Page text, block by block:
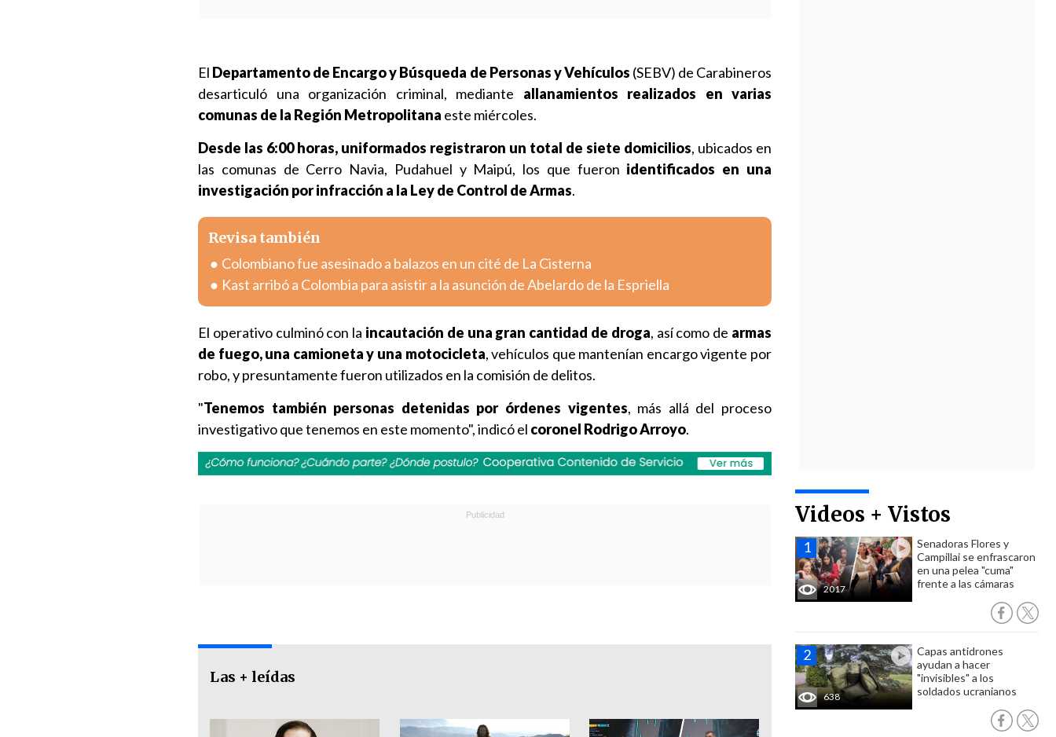
Videos + Vistos
2017
Senadoras Flores y
Campillai se enfrascaron
en una pelea "cuma"
frente a las cámaras
638
Capas antidrones
ayudan a hacer
"invisibles" a los
soldados ucranianos
El Departamento de Encargo y Búsqueda de Personas y Vehículos (SEBV) de Carabineros
desarticuló una organización criminal, mediante allanamientos realizados en varias
comunas de la Región Metropolitana este miércoles.
Desde las 6:00 horas, uniformados registraron un total de siete domicilios, ubicados en
las comunas de Cerro Navia, Pudahuel y Maipú, los que fueron identificados en una
investigación por infracción a la Ley de Control de Armas.
Revisa también
Colombiano fue asesinado a balazos en un cité de La Cisterna
Kast arribó a Colombia para asistir a la asunción de Abelardo de la Espriella
El operativo culminó con la incautación de una gran cantidad de droga, así como de armas
de fuego, una camioneta y una motocicleta, vehículos que mantenían encargo vigente por
robo, y presuntamente fueron utilizados en la comisión de delitos.
"Tenemos también personas detenidas por órdenes vigentes, más allá del proceso
investigativo que tenemos en este momento", indicó el coronel Rodrigo Arroyo.
Las + leídas